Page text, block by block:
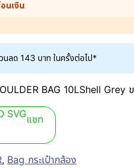
นเงิน
นลด 143 บาท ในครั้งต่อไป*
BAG 10LShell Grey
แชท
, Bag กระเป๋ากล้อง